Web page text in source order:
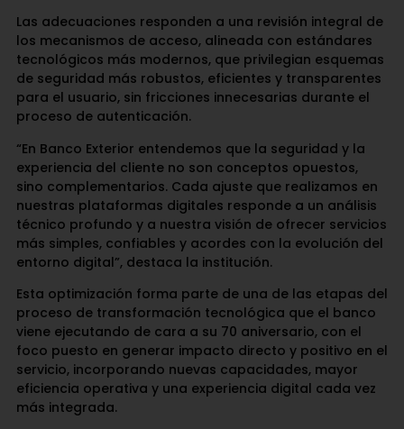
Las adecuaciones responden a una revisión integral de
los mecanismos de acceso, alineada con estándares
tecnológicos más modernos, que privilegian esquemas
de seguridad más robustos, eficientes y transparentes
para el usuario, sin fricciones innecesarias durante el
proceso de autenticación.
“En Banco Exterior entendemos que la seguridad y la
experiencia del cliente no son conceptos opuestos,
sino complementarios. Cada ajuste que realizamos en
nuestras plataformas digitales responde a un análisis
técnico profundo y a nuestra visión de ofrecer servicios
más simples, confiables y acordes con la evolución del
entorno digital”, destaca la institución.
Esta optimización forma parte de una de las etapas del
proceso de transformación tecnológica que el banco
viene ejecutando de cara a su 70 aniversario, con el
foco puesto en generar impacto directo y positivo en el
servicio, incorporando nuevas capacidades, mayor
eficiencia operativa y una experiencia digital cada vez
más integrada.